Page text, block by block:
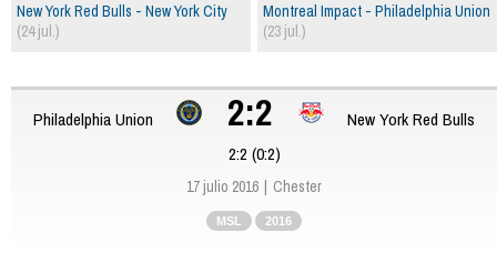
Montreal Impact - Philadelphia Union
(23 jul.)
New York Red Bulls - New York City
(24 jul.)
Philadelphia Union 2:2
New York Red Bulls
2:2 (0:2)
17 julio 2016 Chester
MSL 2016